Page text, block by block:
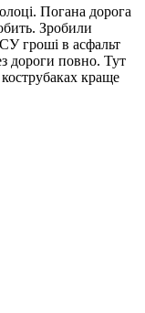
Погана дорога
Зробили
гроші в асфальт
дороги повно. Тут
краще